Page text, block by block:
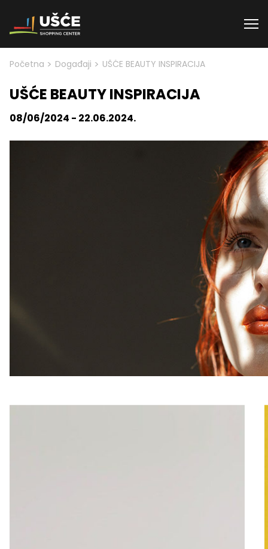
Skip to content
Početna > Događaji > UŠĆE BEAUTY INSPIRACIJA
UŠĆE BEAUTY INSPIRACIJA
08/06/2024 - 22.06.2024.